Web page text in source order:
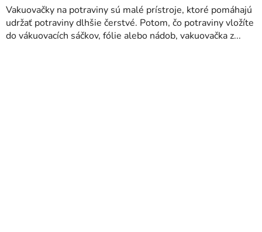
Vakuovačky na potraviny sú malé prístroje, ktoré pomáhajú
udržať potraviny dlhšie čerstvé. Potom, čo potraviny vložíte
do vákuovacích sáčkov, fólie alebo nádob, vakuovačka z...